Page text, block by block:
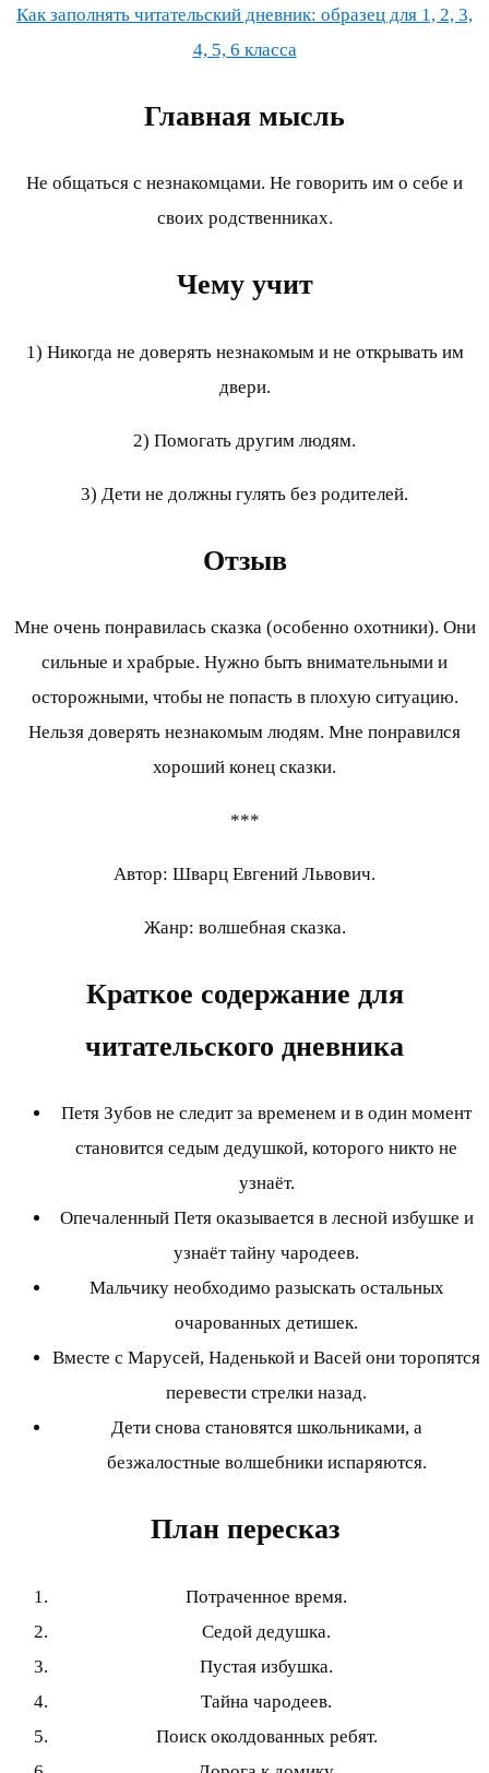
Как заполнять читательский дневник: образец для 1, 2, 3,
4, 5, 6 класса
Главная мысль
Не общаться с незнакомцами. Не говорить им о себе и
своих родственниках.
Чему учит
1) Никогда не доверять незнакомым и не открывать им
двери.
2) Помогать другим людям.
3) Дети не должны гулять без родителей.
Отзыв
Мне очень понравилась сказка (особенно охотники). Они
сильные и храбрые. Нужно быть внимательными и
осторожными, чтобы не попасть в плохую ситуацию.
Нельзя доверять незнакомым людям. Мне понравился
хороший конец сказки.
***
Автор: Шварц Евгений Львович.
Жанр: волшебная сказка.
Краткое содержание для
читательского дневника
Петя Зубов не следит за временем и в один момент
становится седым дедушкой, которого никто не
узнаёт.
Опечаленный Петя оказывается в лесной избушке и
узнаёт тайну чародеев.
Мальчику необходимо разыскать остальных
очарованных детишек.
Вместе с Марусей, Наденькой и Васей они торопятся
перевести стрелки назад.
Дети снова становятся школьниками, а
безжалостные волшебники испаряются.
План пересказ
Потраченное время.
Седой дедушка.
Пустая избушка.
Тайна чародеев.
Поиск околдованных ребят.